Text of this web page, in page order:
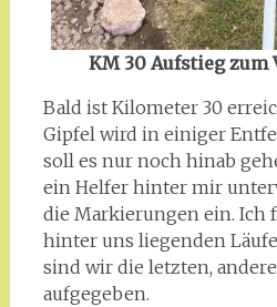
KM 30 Aufstieg
Bald ist Kilometer 30
Gipfel wird in einiger
soll es nur noch hinab
ein Helfer hinter mir
die Markierungen ein. Ich
hinter uns liegenden
sind wir die letzten,
aufgegeben.